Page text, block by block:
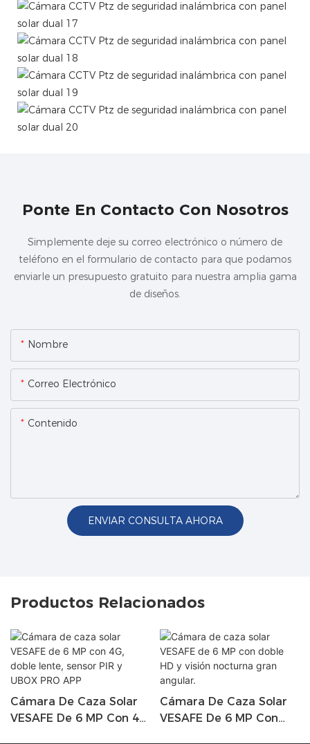
Ponte En Contacto Con Nosotros
Simplemente deje su correo electrónico o número de
teléfono en el formulario de contacto para que podamos
enviarle un presupuesto gratuito para nuestra amplia gama
de diseños.
Nombre
Correo Electrónico
Contenido
ENVIAR CONSULTA AHORA
Productos Relacionados
Cámara De Caza Solar
VESAFE De 6 MP Con 4G,
Cámara De Caza Solar
VESAFE De 6 MP Con